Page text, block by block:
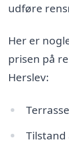
udføre
Her er
prisen på
Herslev: